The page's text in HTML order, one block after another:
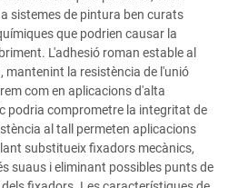
sistemes de pintura ben curats
que podrien causar la
L'adhesió roman estable al
mantenint la resistència de l'unió
com en aplicacions d'alta
podria comprometre la integritat de
al tall permeten aplicacions
substitueix fixadors mecànics,
suaus i eliminant possibles punts de